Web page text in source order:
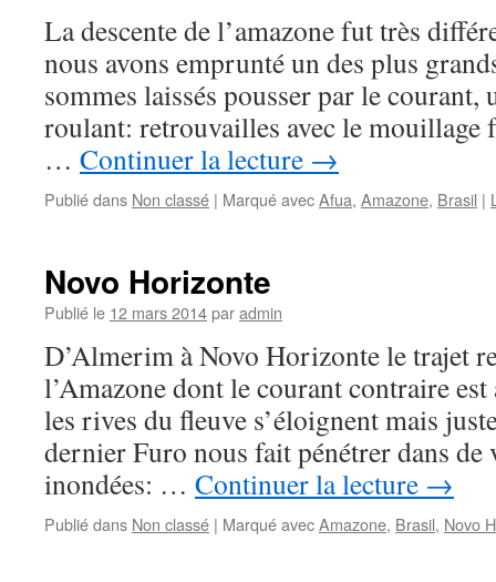
La descente de l’amazone fut très
nous avons emprunté un des plus
sommes laissés pousser par le courant,
roulant: retrouvailles avec le mouillage
… Continuer la lecture →
Publié dans Non classé | Marqué avecAfua, Amazone, Brasil |
Novo Horizonte
Publié le 12 mars 2014paradmin
D’Almerim à Novo Horizonte le trajet
l’Amazone dont le courant contraire
les rives du fleuve s’éloignent mais
dernier Furo nous fait pénétrer dans de
inondées: … Continuer la lecture →
Publié dans Non classé | Marqué avecAmazone, Brasil, Novo